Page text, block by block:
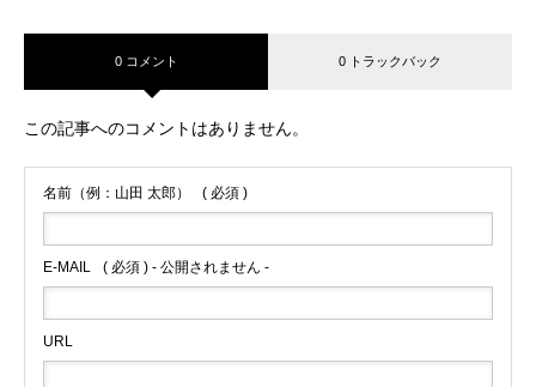
0 コメント 0 トラックバック
この記事へのコメントはありません。
名前（例：山田 太郎） ( 必須 )
E-MAIL ( 必須 ) - 公開されません -
URL